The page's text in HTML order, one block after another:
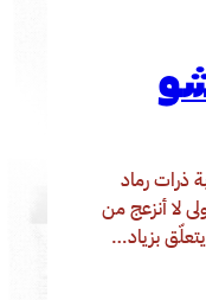
ذرات رماد
لا أنزعج من
بزياد…